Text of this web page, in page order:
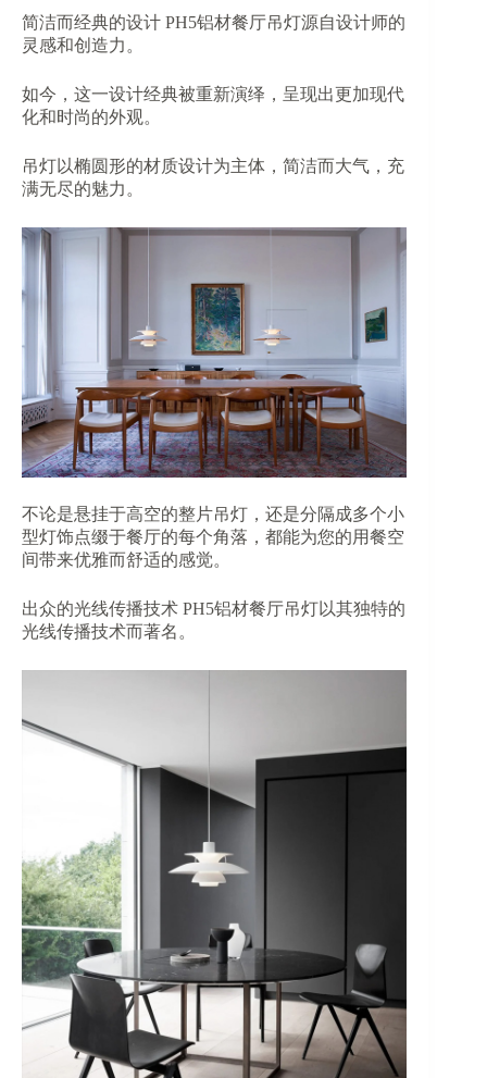
简洁而经典的设计 PH5铝材餐厅吊灯源自设计师的
灵感和创造力。
如今，这一设计经典被重新演绎，呈现出更加现代
化和时尚的外观。
吊灯以椭圆形的材质设计为主体，简洁而大气，充
满无尽的魅力。
不论是悬挂于高空的整片吊灯，还是分隔成多个小
型灯饰点缀于餐厅的每个角落，都能为您的用餐空
间带来优雅而舒适的感觉。
出众的光线传播技术 PH5铝材餐厅吊灯以其独特的
光线传播技术而著名。